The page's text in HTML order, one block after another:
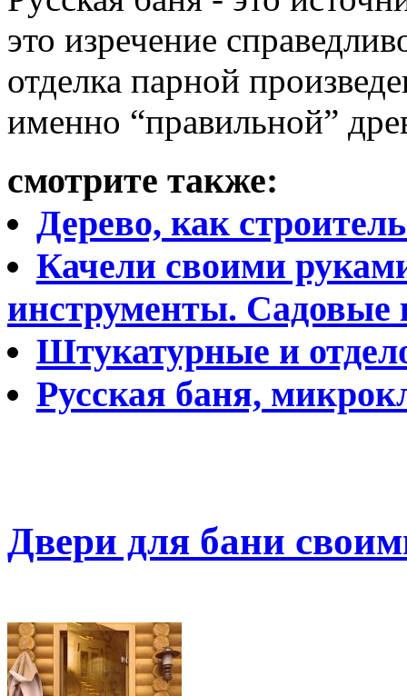
это изречение
отделка парной
именно “правильной”
смотрите также:
Дерево, как
Качели своими
инструменты. Садовые
Штукатурные и
Русская баня,
Двери для бани